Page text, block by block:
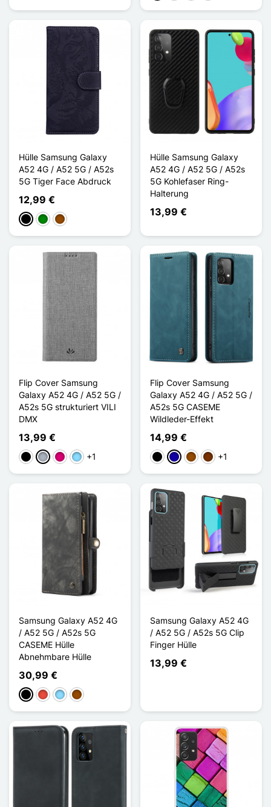
Hülle Samsung Galaxy
A52 4G / A52 5G / A52s
5G Tiger Face Abdruck
12,99 €
Schwarz
GrünBraun
Hülle Samsung Galaxy
A52 4G / A52 5G / A52s
5G Kohlefaser Ring-
Halterung
13,99 €
Flip Cover Samsung
Galaxy A52 4G / A52 5G /
A52s 5G strukturiert VILI
DMX
13,99 €
Schwarz
GrauMagenta
Hellblau
+1
Flip Cover Samsung
Galaxy A52 4G / A52 5G /
A52s 5G CASEME
Wildleder-Effekt
14,99 €
SchwarzDunkelblau
BraunKaffee
+1
Samsung Galaxy A52 4G
/ A52 5G / A52s 5G
CASEME Hülle
Abnehmbare Hülle
30,99 €
Schwarz
Rot Hellblau
Braun
Samsung Galaxy A52 4G
/ A52 5G / A52s 5G Clip
Finger Hülle
13,99 €